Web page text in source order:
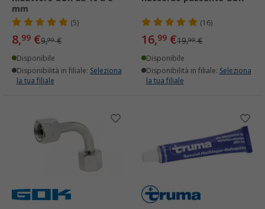
mm
(5)
8,99 €9,99€
Disponibile
Disponibilità in filiale: Seleziona
la tua filiale
(16)
16,99 €19,99€
Disponibile
Disponibilità in filiale: Seleziona
la tua filiale